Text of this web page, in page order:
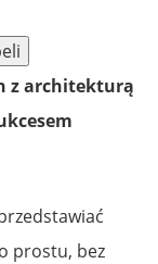
z architekturą
prostu, bez